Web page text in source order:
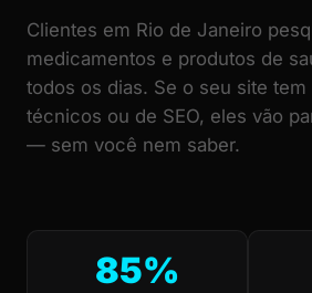
Clientes em Rio de Janeiro
medicamentos e produtos de
todos os dias. Se o seu site tem
técnicos ou de SEO, eles vão
— sem você nem saber.
85%